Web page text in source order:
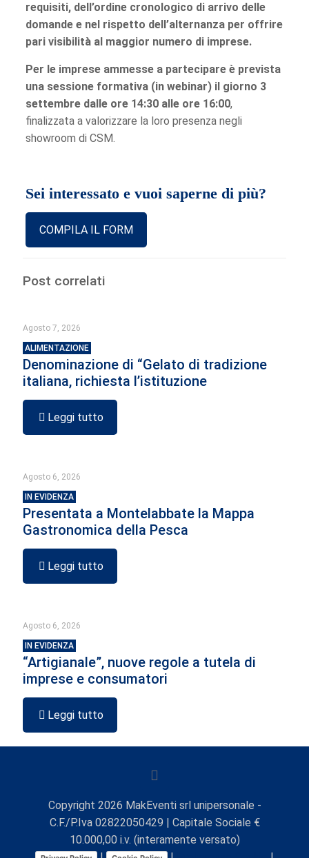
requisiti, dell’ordine cronologico di arrivo delle
domande e nel rispetto dell’alternanza per offrire
pari visibilità al maggior numero di imprese.
Per le imprese ammesse a partecipare è prevista
una sessione formativa (in webinar) il giorno 3
settembre dalle ore 14:30 alle ore 16:00,
finalizzata a valorizzare la loro presenza negli
showroom di CSM.
Sei interessato e vuoi saperne di più?
COMPILA IL FORM
Post correlati
Agosto 7, 2026
ALIMENTAZIONE
Denominazione di “Gelato di tradizione
italiana, richiesta l’istituzione
Leggi tutto
Agosto 6, 2026
IN EVIDENZA
Presentata a Montelabbate la Mappa
Gastronomica della Pesca
Leggi tutto
Agosto 6, 2026
IN EVIDENZA
“Artigianale”, nuove regole a tutela di
imprese e consumatori
Leggi tutto
Copyright 2026 MakEventi srl unipersonale -
C.F./P.Iva 02822050429 | Capitale Sociale €
10.000,00 i.v. (interamente versato)